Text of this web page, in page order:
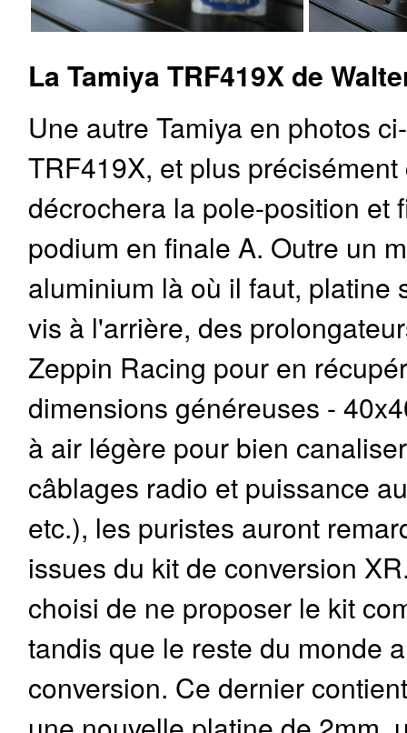
La Tamiya TRF419X de
Une autre Tamiya en photos
TRF419X, et plus
décrochera la pole-position et
podium en finale A. Outre un
aluminium là où il faut, platine
vis à l'arrière, des
Zeppin Racing pour en
dimensions généreuses -
à air légère pour bien
câblages radio et puissance
etc.), les puristes auront
issues du kit de conversion
choisi de ne proposer le kit
tandis que le reste du monde
conversion. Ce dernier